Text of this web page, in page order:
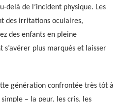
delà de l’incident physique. Les
des irritations oculaires,
des enfants en pleine
s’avérer plus marqués et laisser
génération confrontée très tôt à
– la peur, les cris, les